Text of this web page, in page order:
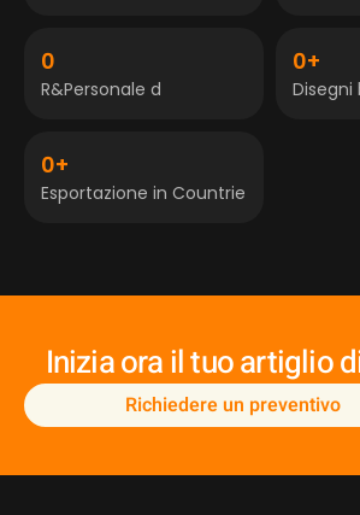
R&Personale d
0 0+
Esportazione in Countrie
0+
Inizia ora il tuo artiglio
Richiedere un preventivo